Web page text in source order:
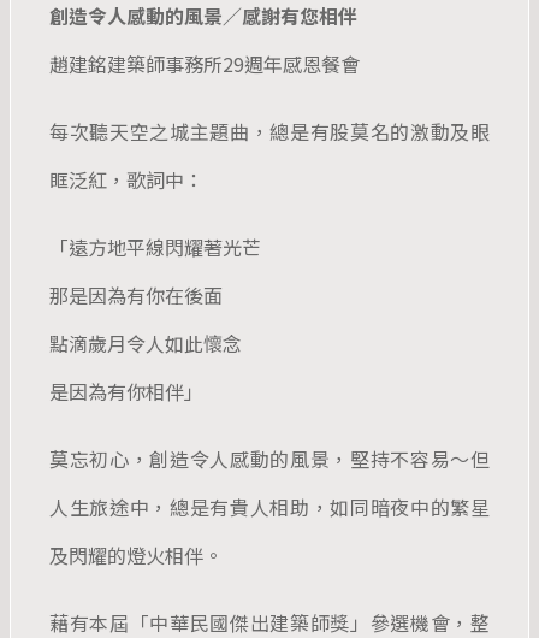
創造令人感動的風景／感謝有您相伴
趙建銘建築師事務所29週年感恩餐會
每次聽天空之城主題曲，總是有股莫名的激動及眼
眶泛紅，歌詞中：
「遠方地平線閃耀著光芒
那是因為有你在後面
點滴歲月令人如此懷念
是因為有你相伴」
莫忘初心，創造令人感動的風景，堅持不容易～但
人生旅途中，總是有貴人相助，如同暗夜中的繁星
及閃耀的燈火相伴。
藉有本屆「中華民國傑出建築師獎」參選機會，整